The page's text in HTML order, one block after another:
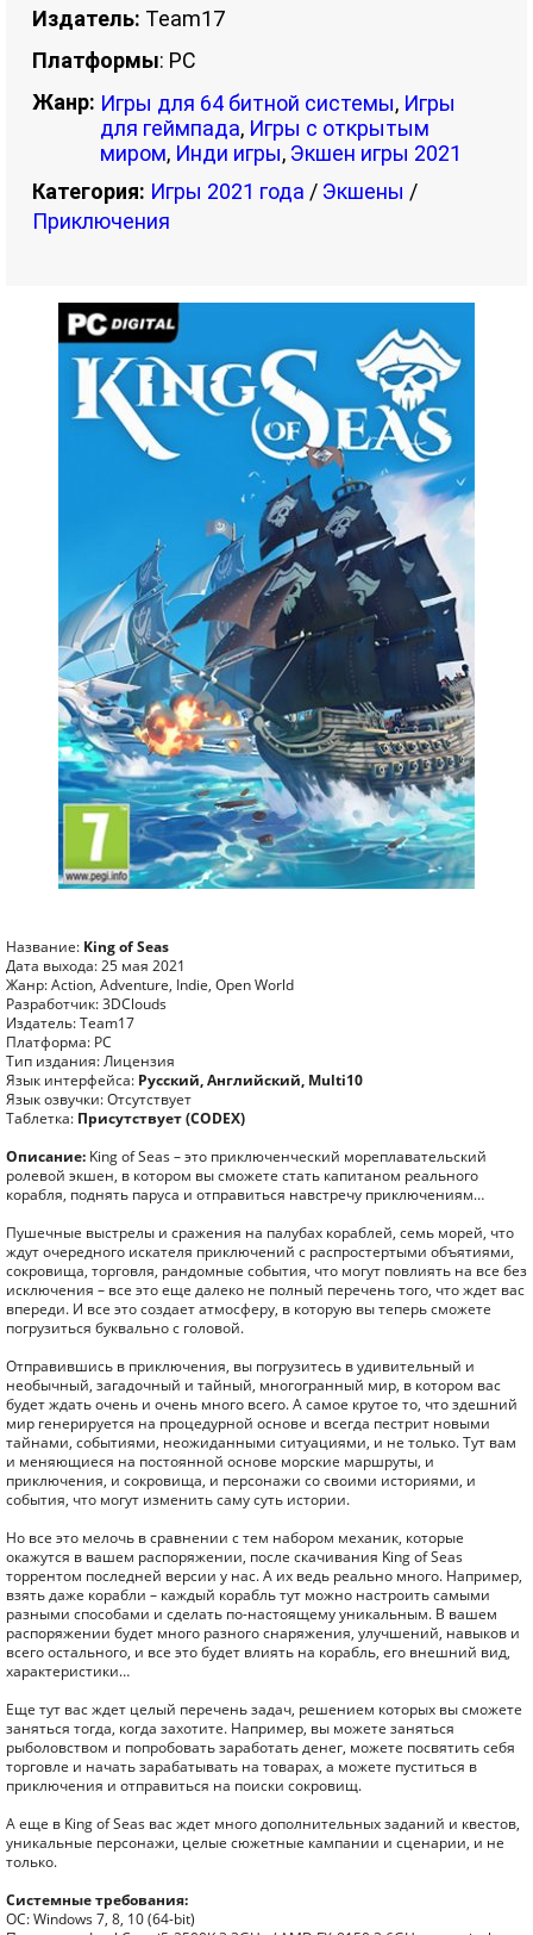
Издатель: Team17
Платформы: PC
Жанр: Игры для 64 битной системы, Игры
для геймпада, Игры с открытым
миром, Инди игры, Экшен игры 2021
Категория: Игры 2021 года / Экшены /
Приключения
Название: King of Seas
Дата выхода: 25 мая 2021
Жанр: Action, Adventure, Indie, Open World
Разработчик: 3DClouds
Издатель: Team17
Платформа: PC
Тип издания: Лицензия
Язык интерфейса: Русский, Английский, Multi10
Язык озвучки: Отсутствует
Таблетка: Присутствует (CODEX)
Описание: King of Seas – это приключенческий мореплавательский
ролевой экшен, в котором вы сможете стать капитаном реального
корабля, поднять паруса и отправиться навстречу приключениям…
Пушечные выстрелы и сражения на палубах кораблей, семь морей, что
ждут очередного искателя приключений с распростертыми объятиями,
сокровища, торговля, рандомные события, что могут повлиять на все без
исключения – все это еще далеко не полный перечень того, что ждет вас
впереди. И все это создает атмосферу, в которую вы теперь сможете
погрузиться буквально с головой.
Отправившись в приключения, вы погрузитесь в удивительный и
необычный, загадочный и тайный, многогранный мир, в котором вас
будет ждать очень и очень много всего. А самое крутое то, что здешний
мир генерируется на процедурной основе и всегда пестрит новыми
тайнами, событиями, неожиданными ситуациями, и не только. Тут вам
и меняющиеся на постоянной основе морские маршруты, и
приключения, и сокровища, и персонажи со своими историями, и
события, что могут изменить саму суть истории.
Но все это мелочь в сравнении с тем набором механик, которые
окажутся в вашем распоряжении, после скачивания King of Seas
торрентом последней версии у нас. А их ведь реально много. Например,
взять даже корабли – каждый корабль тут можно настроить самыми
разными способами и сделать по-настоящему уникальным. В вашем
распоряжении будет много разного снаряжения, улучшений, навыков и
всего остального, и все это будет влиять на корабль, его внешний вид,
характеристики…
Еще тут вас ждет целый перечень задач, решением которых вы сможете
заняться тогда, когда захотите. Например, вы можете заняться
рыболовством и попробовать заработать денег, можете посвятить себя
торговле и начать зарабатывать на товарах, а можете пуститься в
приключения и отправиться на поиски сокровищ.
А еще в King of Seas вас ждет много дополнительных заданий и квестов,
уникальные персонажи, целые сюжетные кампании и сценарии, и не
только.
Системные требования:
ОС: Windows 7, 8, 10 (64-bit)